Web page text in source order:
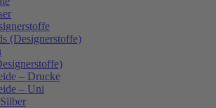
(Designerstoffe)
– Drucke
– Uni